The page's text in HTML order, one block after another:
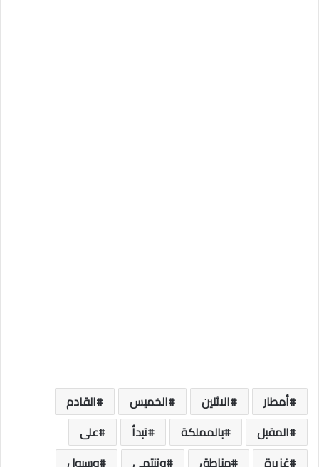
أمطار الاثنين الخميس
القادم
المقبل
بالمملكة تبدأ
على
غزيرة
مناطق وتنتهي وسيول